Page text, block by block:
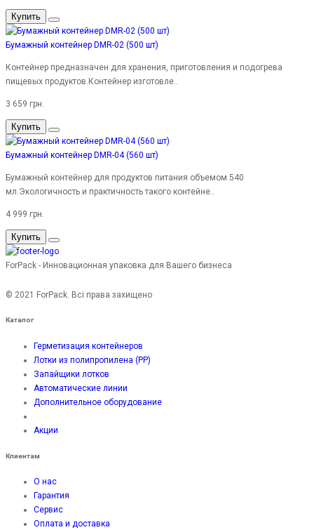
Купить
Бумажный контейнер DMR-02 (500 шт)
Контейнер предназначен для хранения, приготовления и подогрева
пищевых продуктов.Контейнер изготовле..
3 659 грн.
Купить
Бумажный контейнер DMR-04 (560 шт)
Бумажный контейнер для продуктов питания объемом 540
мл.Экологичность и практичность такого контейне..
4 999 грн.
Купить
ForPack - Инновационная упаковка для Вашего бизнеса
© 2021 ForPack. Всі права захищено
Каталог
Герметизация контейнеров
Лотки из полипропилена (PP)
Запайщики лотков
Автоматические линии
Дополнительное оборудование
Акции
Клиентам
О нас
Гарантия
Сервис
Оплата и доставка